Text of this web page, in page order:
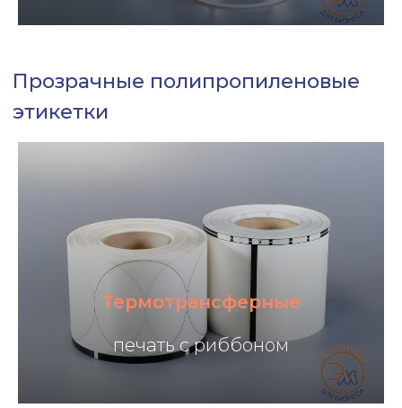
Термотрансферные
печать с риббоном
Этикетки c готовым